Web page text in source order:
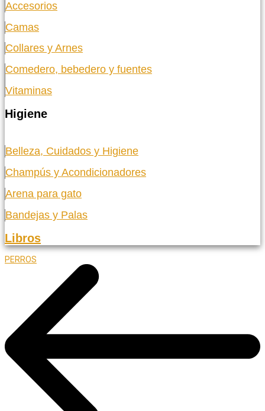
Accesorios
Camas
Collares y Arnes
Comedero, bebedero y fuentes
Vitaminas
Higiene
Belleza, Cuidados y Higiene
Champús y Acondicionadores
Arena para gato
Bandejas y Palas
Libros
PERROS